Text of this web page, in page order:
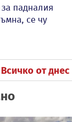
падналия
се чу
Всичко от днес